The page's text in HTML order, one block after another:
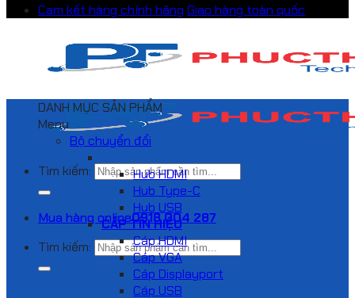
Cam kết hàng chính hãng Giao hàng toàn quốc
Tìm kiếm:
Mua hàng online0918 004 287
Tìm kiếm:
DANH MỤC SẢN PHẨM
Menu
Bộ chuyển đổi
Hub HDMI
Hub Type-C
Hub USB
CÁP TÍN HIỆU
Cáp HDMI
Cáp VGA
Cáp Displayport
Cáp USB